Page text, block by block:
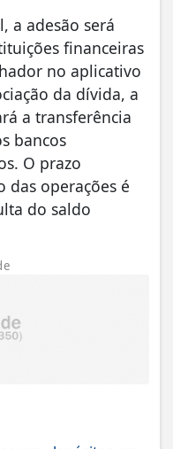
a adesão será
financeiras
no aplicativo
da dívida, a
a transferência
bancos
O prazo
das operações é
do saldo